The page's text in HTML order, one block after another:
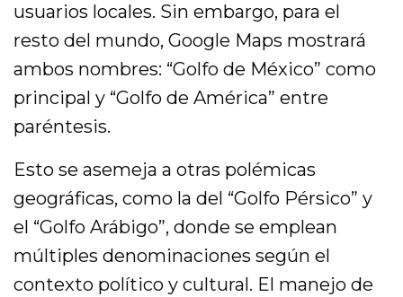
usuarios locales. Sin embargo, para el
resto del mundo, Google Maps mostrará
ambos nombres: “Golfo de México” como
principal y “Golfo de América” entre
paréntesis.
Esto se asemeja a otras polémicas
geográficas, como la del “Golfo Pérsico” y
el “Golfo Arábigo”, donde se emplean
múltiples denominaciones según el
contexto político y cultural. El manejo de